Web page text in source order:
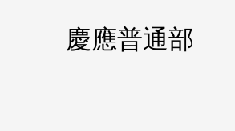
慶應普通部